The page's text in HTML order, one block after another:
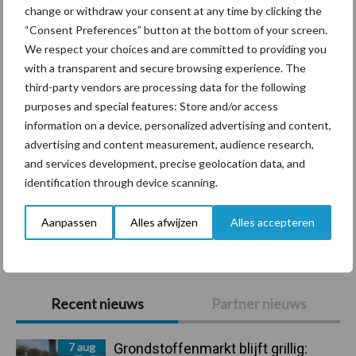
change or withdraw your consent at any time by clicking the
“Consent Preferences” button at the bottom of your screen.
We respect your choices and are committed to providing you
with a transparent and secure browsing experience. The
third-party vendors are processing data for the following
purposes and special features: Store and/or access
information on a device, personalized advertising and content,
advertising and content measurement, audience research,
and services development, precise geolocation data, and
identification through device scanning.
Aanpassen Alles afwijzen Alles accepteren
Primaire
Sidebar
Recent nieuws Partner nieuws
7 aug Grondstoffenmarkt blijft grillig:
Diergezondheid Bemesting Fokkerij
Bedrijfsnieuws
Ligbox &
Voerhekken
Toon meer